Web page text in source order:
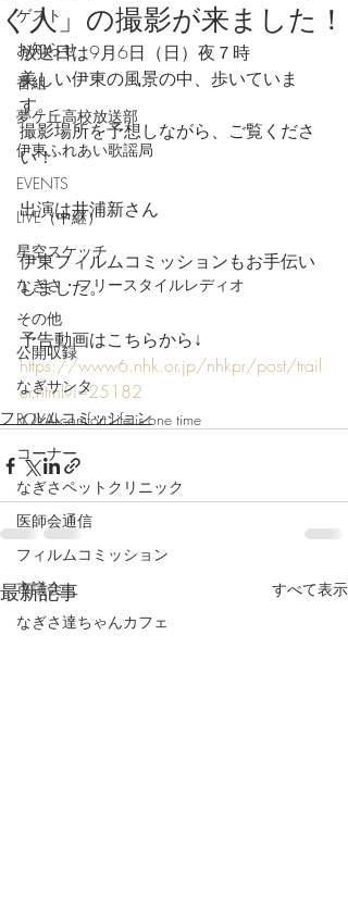
ゲスト
お知らせ
番組
夢ケ丘高校放送部
伊東ふれあい歌謡局
EVENTS
LIVE（中継）
星空スケッチ
なぎさ・フリースタイルレディオ
その他
公開収録
なぎサンタ
ROYALcomfort Life is one time
コーナー
なぎさペットクリニック
医師会通信
フィルムコミッション
市議会
なぎさ達ちゃんカフェ
く人」の撮影が来ました！
放送日は9月6日（日）夜７時
美しい伊東の風景の中、歩いていま
す。
撮影場所を予想しながら、ご覧くださ
い！
出演は井浦新さん
伊東フィルムコミッションもお手伝い
しました。
予告動画はこちらから↓
https://www6.nhk.or.jp/nhkpr/post/trail
er.html?i=25182
フィルムコミッション
最新記事 すべて表示